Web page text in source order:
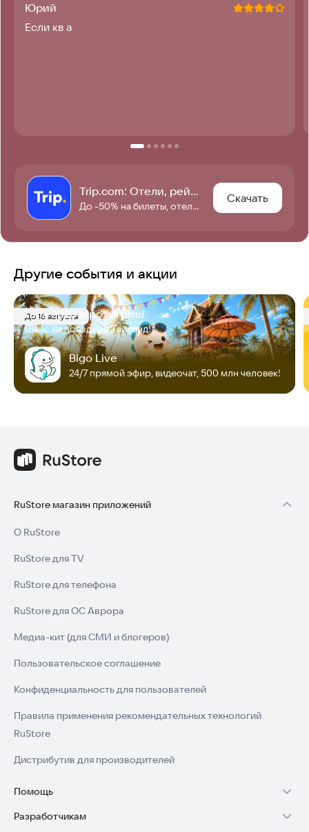
Юрий
Если кв а
Trip.com: Отели, рейсы, поезда
До -50% на билеты, отели и не только! Планируйте поездки с нами — это легко!
Скачать
Другие события и акции
До 16 августа
Гала 2026 и розыгрыш
Шанс на поездку в Таиланд!
Bigo Live
24/7 прямой эфир, видеочат, 500 млн человек!
RuStore магазин приложений
О RuStore
RuStore для TV
RuStore для телефона
RuStore для ОС Аврора
Медиа-кит (для СМИ и блогеров)
Пользовательское соглашение
Конфиденциальность для пользователей
Правила применения рекомендательных технологий
RuStore
Дистрибутив для производителей
Помощь
Установка RuStore на TV
Разработчикам